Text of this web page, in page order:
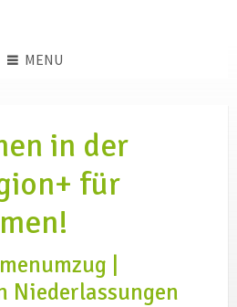
MENU
in der
für
|
Niederlassungen